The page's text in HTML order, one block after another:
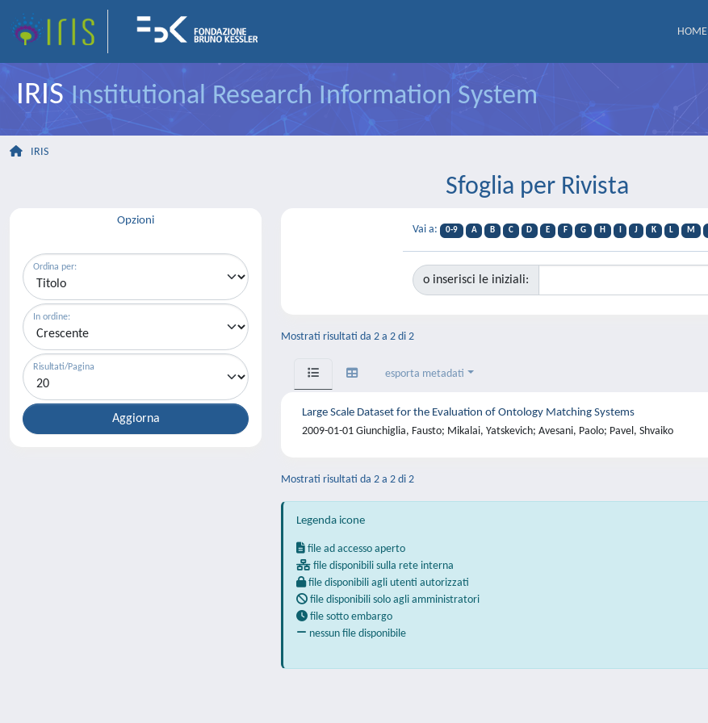
HOME
IRISInstitutional Research Information System
IRIS
Sfoglia per Rivista
Opzioni
Ordina per:
In ordine:
Risultati/Pagina
Vai a: 0-9 A B C D E F G H J K L M
o inserisci le iniziali:
Mostrati risultati da 2 a 2 di 2
esporta metadati
Large Scale Dataset for the Evaluation of Ontology Matching Systems
2009-01-01 Giunchiglia, Fausto; Mikalai, Yatskevich; Avesani, Paolo; Pavel, Shvaiko
Mostrati risultati da 2 a 2 di 2
Legenda icone
file ad accesso aperto
file disponibili sulla rete interna
file disponibili agli utenti autorizzati
file disponibili solo agli amministratori
file sotto embargo
nessun file disponibile